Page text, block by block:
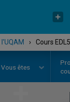
› Cours
Vous êtes